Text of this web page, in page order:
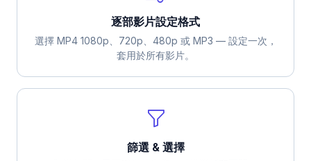
逐部影片設定格式
選擇 MP4 1080p、720p、480p 或 MP3 — 設定一次，
套用於所有影片。
篩選 & 選擇